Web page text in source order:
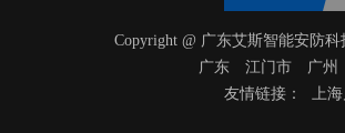
Copyright @ 广东艾斯智能安防科
广东
‌江门市 广州
友情链接：
上